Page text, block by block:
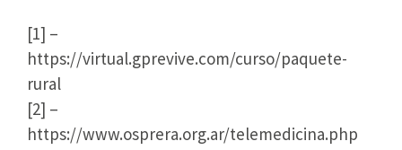
[1] –
https://virtual.gprevive.com/curso/paquete-
rural
[2] –
https://www.osprera.org.ar/telemedicina.php